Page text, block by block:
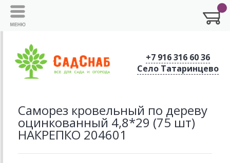
+7 916 316 60 36
Село Татаринцево
Саморез кровельный по дереву
оцинкованный 4,8*29 (75 шт)
НАКРЕПКО 204601